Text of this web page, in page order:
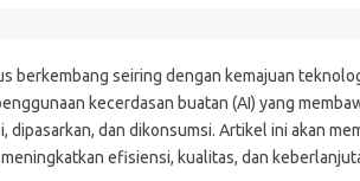
berkembang seiring dengan kemajuan
kecerdasan buatan (AI) yang
dipasarkan, dan dikonsumsi. Artikel ini akan
efisiensi, kualitas, dan